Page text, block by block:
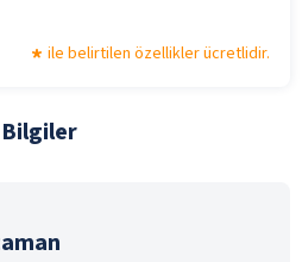
ile belirtilen özellikler ücretlidir.
Bilgiler